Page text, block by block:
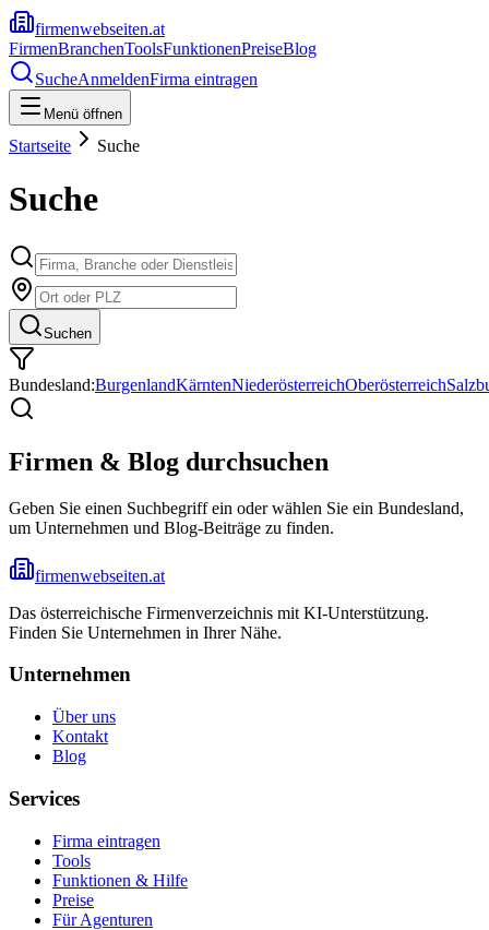
firmenwebseiten.at
FirmenBranchenToolsFunktionenPreiseBlog
SucheAnmeldenFirma eintragen
Menü öffnen
Startseite Suche
Suche
Suchen
Bundesland:BurgenlandKärntenNiederösterreichOberösterreich
Firmen & Blog durchsuchen
Geben Sie einen Suchbegriff ein oder wählen Sie ein Bundesland,
um Unternehmen und Blog-Beiträge zu finden.
firmenwebseiten.at
Das österreichische Firmenverzeichnis mit KI-Unterstützung.
Finden Sie Unternehmen in Ihrer Nähe.
Unternehmen
Über uns
Kontakt
Blog
Services
Firma eintragen
Tools
Funktionen & Hilfe
Preise
Für Agenturen